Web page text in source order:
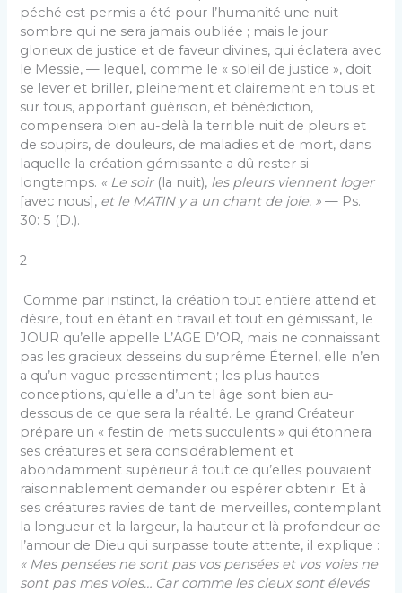
péché est permis a été pour l’humanité une nuit
sombre qui ne sera jamais oubliée ; mais le jour
glorieux de justice et de faveur divines, qui éclatera avec
le Messie, — lequel, comme le « soleil de justice », doit
se lever et briller, pleinement et clairement en tous et
sur tous, apportant guérison, et bénédiction,
compensera bien au-delà la terrible nuit de pleurs et
de soupirs, de douleurs, de maladies et de mort, dans
laquelle la création gémissante a dû rester si
longtemps. « Le soir(la nuit), les pleurs viennent loger
[avec nous], et le MATIN y a un chant de joie. » — Ps.
30: 5 (D.).
2
Comme par instinct, la création tout entière attend et
désire, tout en étant en travail et tout en gémissant, le
JOUR qu’elle appelle L’AGE D’OR, mais ne connaissant
pas les gracieux desseins du suprême Éternel, elle n’en
a qu’un vague pressentiment ; les plus hautes
conceptions, qu’elle a d’un tel âge sont bien au-
dessous de ce que sera la réalité. Le grand Créateur
prépare un « festin de mets succulents » qui étonnera
ses créatures et sera considérablement et
abondamment supérieur à tout ce qu’elles pouvaient
raisonnablement demander ou espérer obtenir. Et à
ses créatures ravies de tant de merveilles, contemplant
la longueur et la largeur, la hauteur et là profondeur de
l’amour de Dieu qui surpasse toute attente, il explique :
« Mes pensées ne sont pas vos pensées et vos voies ne
sont pas mes voies… Car comme les cieux sont élevés